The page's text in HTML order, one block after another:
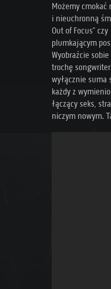
Możemy
i nieuchronną
Out of Focus”
plumkającym
Wyobraźcie
trochę
wyłącznie suma
każdy z
łączący seks,
niczym nowym.